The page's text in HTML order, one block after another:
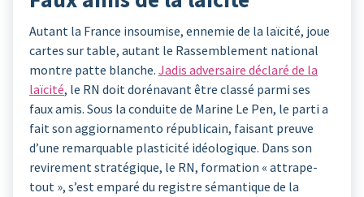
Autant la France insoumise, ennemie de la laïcité, joue
cartes sur table, autant le Rassemblement national
montre patte blanche. Jadis adversaire déclaré de la
laïcité, le RN doit dorénavant être classé parmi ses
faux amis. Sous la conduite de Marine Le Pen, le parti a
fait son aggiornamento républicain, faisant preuve
d’une remarquable plasticité idéologique. Dans son
revirement stratégique, le RN, formation « attrape-
tout », s’est emparé du registre sémantique de la